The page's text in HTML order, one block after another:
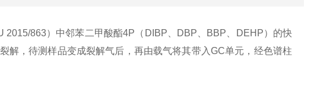
2015/863）中邻苯二甲酸酯4P（DIBP、DBP、BBP、DEHP）的快
解，待测样品变成裂解气后，再由载气将其带入GC单元，经色谱柱